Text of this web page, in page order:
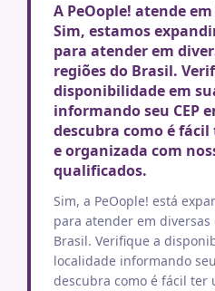
A PeOople! atende
Sim, estamos
para atender em
regiões do Brasil.
disponibilidade em
informando seu CEP
descubra como é
e organizada com
qualificados.
Sim, a PeOople! está
para atender em
Brasil. Verifique a
localidade informando
descubra como é fácil ter